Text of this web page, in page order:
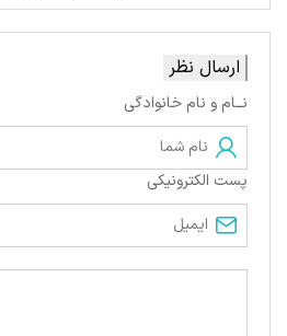
ارسال نظر
نــام و نام خانوادگی
پست الکترونیکی